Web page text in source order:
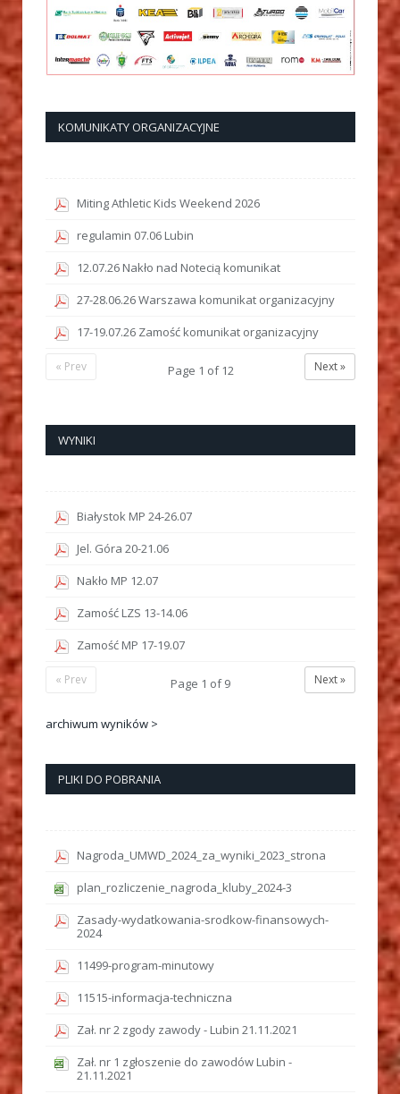
KOMUNIKATY ORGANIZACYJNE
Miting Athletic Kids Weekend 2026
regulamin 07.06 Lubin
12.07.26 Nakło nad Notecią komunikat
27-28.06.26 Warszawa komunikat organizacyjny
17-19.07.26 Zamość komunikat organizacyjny
Next »
Page 1 of12
« Prev
WYNIKI
Białystok MP 24-26.07
Jel. Góra 20-21.06
Nakło MP 12.07
Zamość LZS 13-14.06
Zamość MP 17-19.07
Next »
Page 1 of9
« Prev
archiwum wyników >
PLIKI DO POBRANIA
Nagroda_UMWD_2024_za_wyniki_2023_strona
plan_rozliczenie_nagroda_kluby_2024-3
Zasady-wydatkowania-srodkow-finansowych-
2024
11499-program-minutowy
11515-informacja-techniczna
Zał. nr 2 zgody zawody - Lubin 21.11.2021
Zał. nr 1 zgłoszenie do zawodów Lubin -
21.11.2021